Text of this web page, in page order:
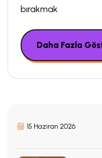
bırakmak
Daha Fazla
15 Haziran 2026